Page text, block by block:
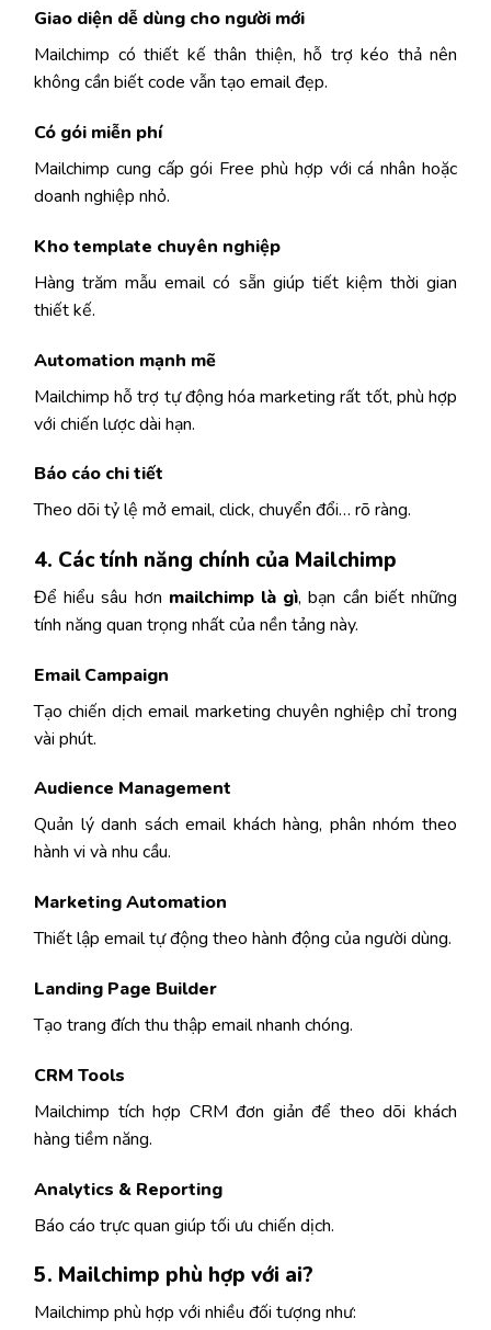
Giao diện dễ dùng cho người mới
Mailchimp có thiết kế thân thiện, hỗ trợ kéo thả nên
không cần biết code vẫn tạo email đẹp.
Có gói miễn phí
Mailchimp cung cấp gói Free phù hợp với cá nhân hoặc
doanh nghiệp nhỏ.
Kho template chuyên nghiệp
Hàng trăm mẫu email có sẵn giúp tiết kiệm thời gian
thiết kế.
Automation mạnh mẽ
Mailchimp hỗ trợ tự động hóa marketing rất tốt, phù hợp
với chiến lược dài hạn.
Báo cáo chi tiết
Theo dõi tỷ lệ mở email, click, chuyển đổi… rõ ràng.
4. Các tính năng chính của Mailchimp
Để hiểu sâu hơn mailchimp là gì, bạn cần biết những
tính năng quan trọng nhất của nền tảng này.
Email Campaign
Tạo chiến dịch email marketing chuyên nghiệp chỉ trong
vài phút.
Audience Management
Quản lý danh sách email khách hàng, phân nhóm theo
hành vi và nhu cầu.
Marketing Automation
Thiết lập email tự động theo hành động của người dùng.
Landing Page Builder
Tạo trang đích thu thập email nhanh chóng.
CRM Tools
Mailchimp tích hợp CRM đơn giản để theo dõi khách
hàng tiềm năng.
Analytics & Reporting
Báo cáo trực quan giúp tối ưu chiến dịch.
5. Mailchimp phù hợp với ai?
Mailchimp phù hợp với nhiều đối tượng như: